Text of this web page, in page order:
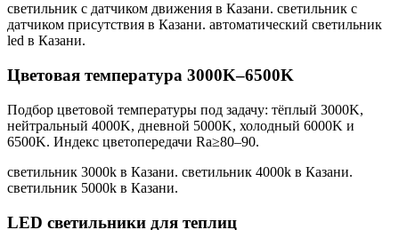
светильник с датчиком движения в Казани. светильник с
датчиком присутствия в Казани. автоматический светильник
led в Казани.
Цветовая температура 3000K–6500K
Подбор цветовой температуры под задачу: тёплый 3000K,
нейтральный 4000K, дневной 5000K, холодный 6000K и
6500K. Индекс цветопередачи Ra≥80–90.
светильник 3000k в Казани. светильник 4000k в Казани.
светильник 5000k в Казани.
LED светильники для теплиц